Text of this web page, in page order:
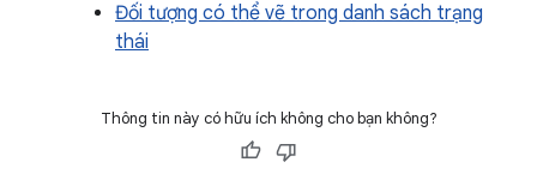
Đối tượng có thể vẽ trong danh sách trạng
thái
Thông tin này có hữu ích không cho bạn không?